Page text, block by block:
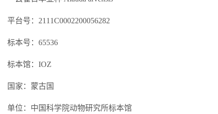
平台号：2111C0002200056282
标本号：65536
标本馆：IOZ
国家：蒙古国
单位：中国科学院动物研究所标本馆